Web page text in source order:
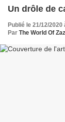
Un drôle de
Publié le 21/12/2020
Par The World Of